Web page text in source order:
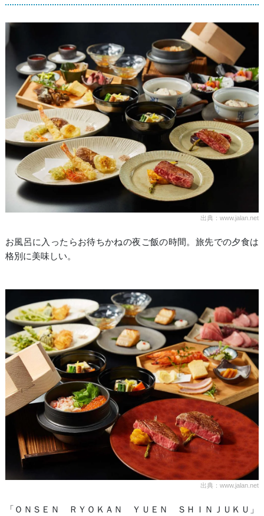
出典：www.jalan.net
お風呂に入ったらお待ちかねの夜ご飯の時間。旅先での夕食は
格別に美味しい。
出典：www.jalan.net
「ＯＮＳＥＮ ＲＹＯＫＡＮ ＹＵＥＮ ＳＨＩＮＪＵＫＵ」